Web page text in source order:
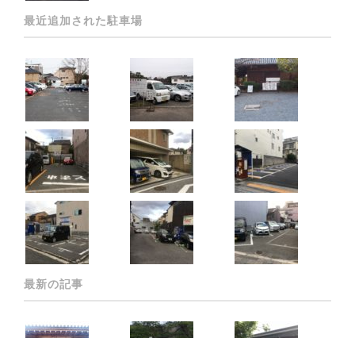
最近追加された駐車場
最新の記事